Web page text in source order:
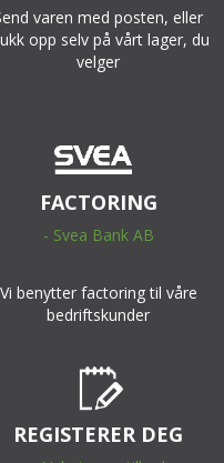
varen med posten, eller
opp selv på vårt lager, du
velger
FACTORING
- Svea Bank AB
Vi benytter factoring til våre
bedriftskunder
REGISTERER DEG